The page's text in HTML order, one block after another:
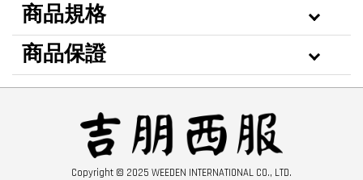
商品規格
商品保證
Copyright © 2025 WEEDEN INTERNATIONAL CO., LTD.